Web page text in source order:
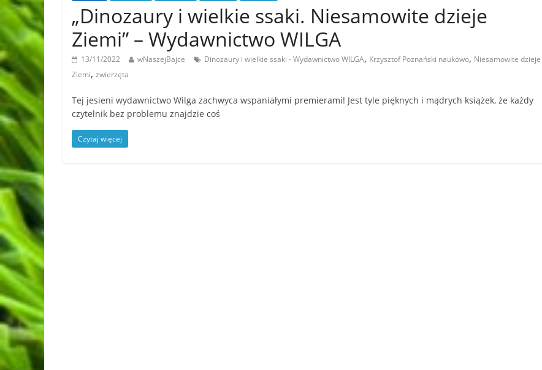
„Dinozaury i wielkie ssaki. Niesamowite dzieje
Ziemi” – Wydawnictwo WILGA
13/11/2022 wNaszejBajce Dinozaury i wielkie ssaki - Wydawnictwo WILGA, Krzysztof Poznański naukowo, Niesamowite dzieje
Ziemi, zwierzęta
Tej jesieni wydawnictwo Wilga zachwyca wspaniałymi premierami! Jest tyle pięknych i mądrych książek, że każdy
czytelnik bez problemu znajdzie coś
Czytaj więcej